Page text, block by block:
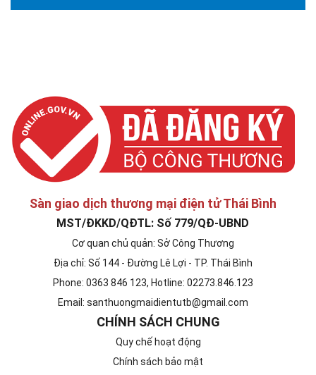
Sàn giao dịch thương mại điện tử Thái Bình
MST/ĐKKD/QĐTL: Số 779/QĐ-UBND
Cơ quan chủ quản: Sở Công Thương
Địa chỉ: Số 144 - Đường Lê Lợi - TP. Thái Bình
Phone: 0363 846 123, Hotline: 02273.846.123
Email: santhuongmaidientutb@gmail.com
CHÍNH SÁCH CHUNG
Quy chế hoạt động
Chính sách bảo mật